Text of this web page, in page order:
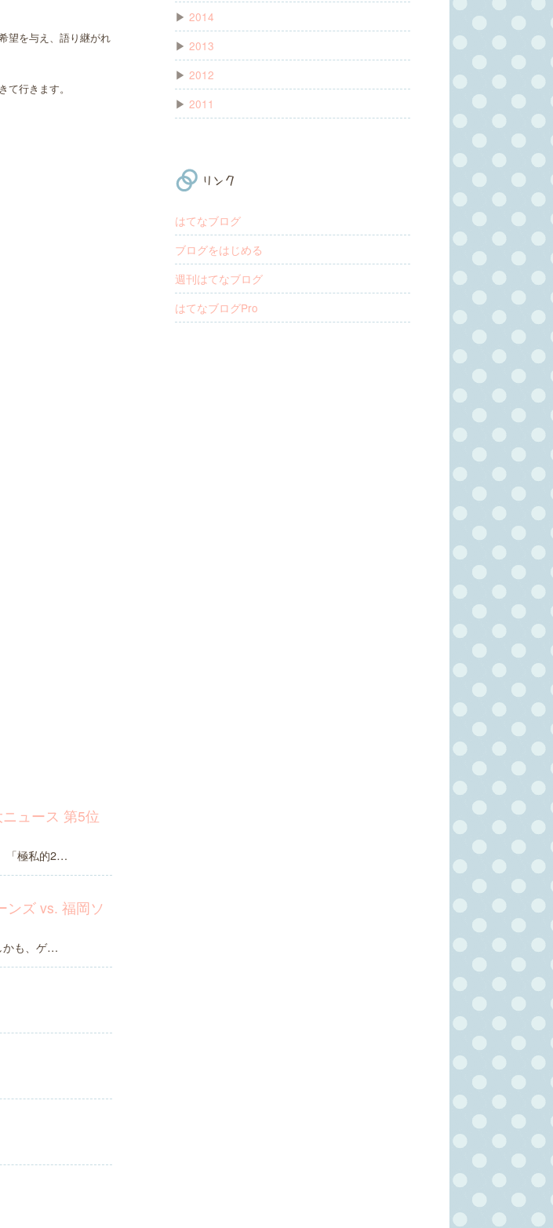
望を与え、語り継がれ
行きます。
ュース 第5位
「極私的2…
ンズ vs. 福岡ソ
かも、ゲ…
▶ 2014
▶ 2013
▶ 2012
▶ 2011
リンク
はてなブログ
ブログをはじめる
週刊はてなブログ
はてなブログPro